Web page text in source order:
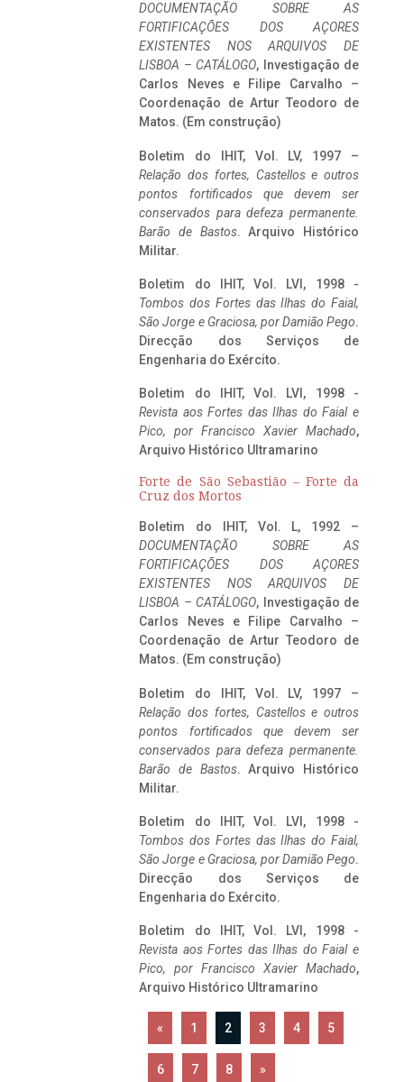
DOCUMENTAÇÃO SOBRE AS
FORTIFICAÇÕES DOS AÇORES
EXISTENTES NOS ARQUIVOS DE
LISBOA – CATÁLOGO, Investigação de
Carlos Neves e Filipe Carvalho –
Coordenação de Artur Teodoro de
Matos. (Em construção)
Boletim do IHIT, Vol. LV, 1997 –
Relação dos fortes, Castellos e outros
pontos fortificados que devem ser
conservados para defeza permanente.
Barão de Bastos. Arquivo Histórico
Militar.
Boletim do IHIT, Vol. LVI, 1998 -
Tombos dos Fortes das Ilhas do Faial,
São Jorge e Graciosa, por Damião Pego.
Direcção dos Serviços de
Engenharia do Exército.
Boletim do IHIT, Vol. LVI, 1998 -
Revista aos Fortes das Ilhas do Faial e
Pico, por Francisco Xavier Machado,
Arquivo Histórico Ultramarino
Forte de São Sebastião – Forte da
Cruz dos Mortos
Boletim do IHIT, Vol. L, 1992 –
DOCUMENTAÇÃO SOBRE AS
FORTIFICAÇÕES DOS AÇORES
EXISTENTES NOS ARQUIVOS DE
LISBOA – CATÁLOGO, Investigação de
Carlos Neves e Filipe Carvalho –
Coordenação de Artur Teodoro de
Matos. (Em construção)
Boletim do IHIT, Vol. LV, 1997 –
Relação dos fortes, Castellos e outros
pontos fortificados que devem ser
conservados para defeza permanente.
Barão de Bastos. Arquivo Histórico
Militar.
Boletim do IHIT, Vol. LVI, 1998 -
Tombos dos Fortes das Ilhas do Faial,
São Jorge e Graciosa, por Damião Pego.
Direcção dos Serviços de
Engenharia do Exército.
Boletim do IHIT, Vol. LVI, 1998 -
Revista aos Fortes das Ilhas do Faial e
Pico, por Francisco Xavier Machado,
Arquivo Histórico Ultramarino
« 1 2 3 4 5
6 7 8 »